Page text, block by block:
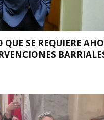
QUE SE REQUIERE